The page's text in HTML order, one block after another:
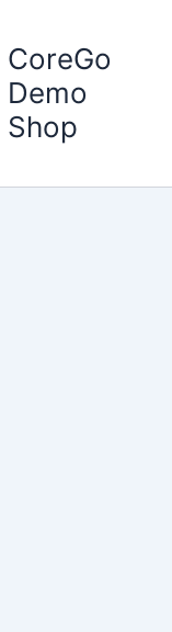
CoreGo
Demo
Shop